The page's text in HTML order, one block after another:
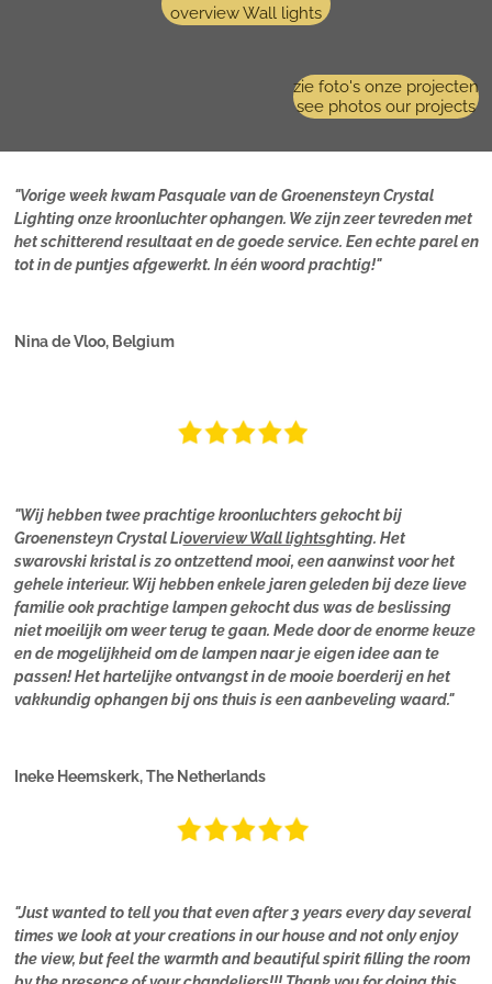
overview Wall lights
zie foto's onze projecten
see photos our projects
"Vorige week kwam Pasquale van de Groenensteyn Crystal
Lighting onze kroonluchter ophangen. We zijn zeer tevreden met
het schitterend resultaat en de goede service. Een echte parel en
tot in de puntjes afgewerkt. In één woord prachtig!"
Nina de Vloo, Belgium
"Wij hebben twee prachtige kroonluchters gekocht bij
Groenensteyn Crystal Lioverview Wall lightsghting. Het
swarovski kristal is zo ontzettend mooi, een aanwinst voor het
gehele interieur. Wij hebben enkele jaren geleden bij deze lieve
familie ook prachtige lampen gekocht dus was de beslissing
niet moeilijk om weer terug te gaan. Mede door de enorme keuze
en de mogelijkheid om de lampen naar je eigen idee aan te
passen! Het hartelijke ontvangst in de mooie boerderij en het
vakkundig ophangen bij ons thuis is een aanbeveling waard."
Ineke Heemskerk, The Netherlands
"Just wanted to tell you that even after 3 years every day several
times we look at your creations in our house and not only enjoy
the view, but feel the warmth and beautiful spirit filling the room